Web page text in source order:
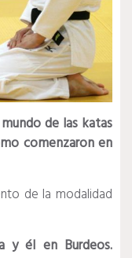
de las katas
comenzaron en
de la modalidad
y él en Burdeos.